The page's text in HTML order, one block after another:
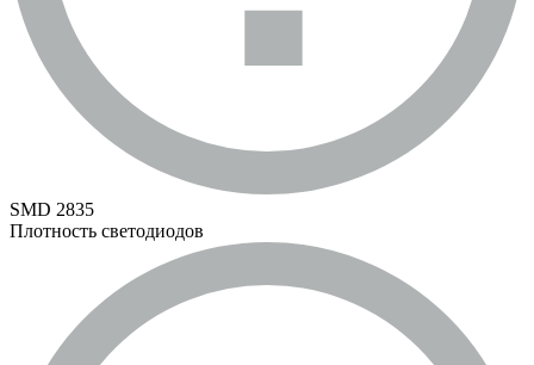
SMD 2835
Плотность светодиодов